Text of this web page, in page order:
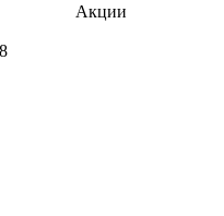
Акции